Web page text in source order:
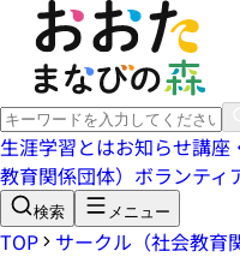
生涯学習とはお知らせ講座
教育関係団体） ボランティ
検索 メニュー
TOP サークル（社会教育